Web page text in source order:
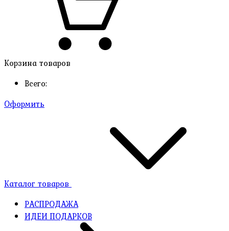
Корзина товаров
Всего:
Оформить
Каталог товаров
РАСПРОДАЖА
ИДЕИ ПОДАРКОВ